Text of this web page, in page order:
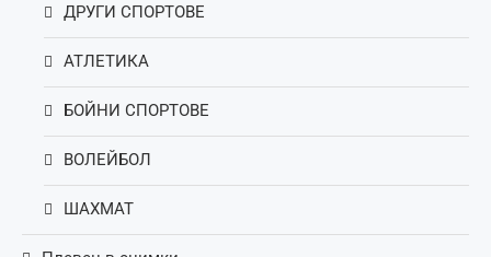
ДРУГИ СПОРТОВЕ
АТЛЕТИКА
БОЙНИ СПОРТОВЕ
ВОЛЕЙБОЛ
ШАХМАТ